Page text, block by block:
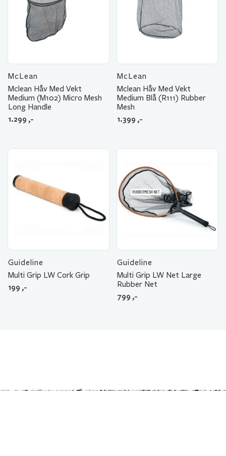
McLean
Mclean Håv Med Vekt
Medium (M102) Micro Mesh
Long Handle
1.299 ,-
McLean
Mclean Håv Med Vekt
Medium Blå (R111) Rubber
Mesh
1.399 ,-
Guideline
Multi Grip LW Cork Grip
199 ,-
Guideline
Multi Grip LW Net Large
Rubber Net
799 ,-